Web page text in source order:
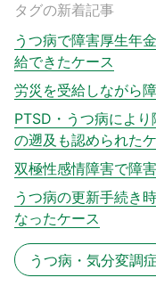
タグの新着記事
うつ病で障害厚生年
給できたケース
労災を受給しながら
PTSD・うつ病によ
の遡及も認められた
双極性感情障害で障
うつ病の更新手続き
なったケース
うつ病・気分変調